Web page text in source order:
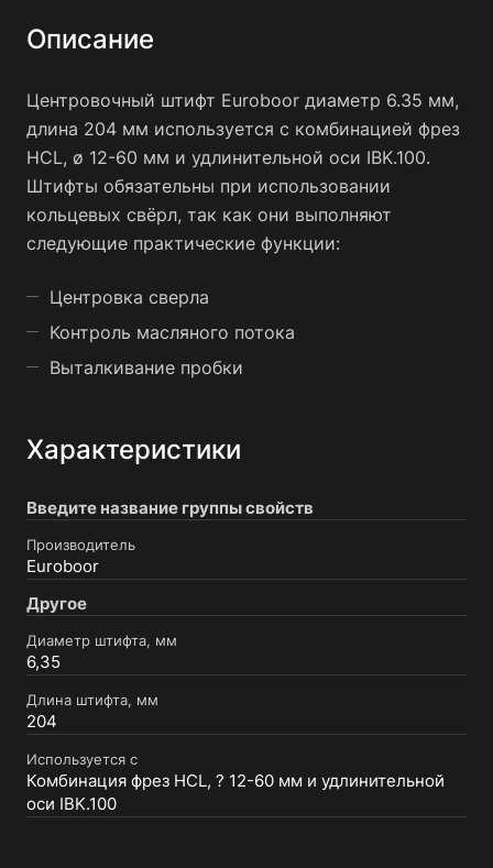
Описание
Центровочный штифт Euroboor диаметр 6.35 мм,
длина 204 мм используется с комбинацией фрез
HCL, ø 12-60 мм и удлинительной оси IBK.100.
Штифты обязательны при использовании
кольцевых свёрл, так как они выполняют
следующие практические функции:
Центровка сверла
Контроль масляного потока
Выталкивание пробки
Характеристики
Введите название группы свойств
Производитель
Euroboor
Другое
Диаметр штифта, мм
6,35
Длина штифта, мм
204
Используется с
Комбинация фрез HCL, ? 12-60 мм и удлинительной
оси IBK.100